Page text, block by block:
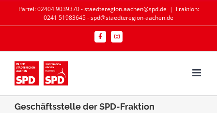
Partei: 02404 9039370 - staedteregion.aachen@spd.de | Fraktion:
0241 51983645 - spd@staedteregion-aachen.de
FacebookInstagram
Geschäftsstelle der SPD-Fraktion